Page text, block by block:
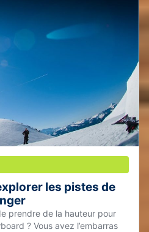
les pistes de
prendre de la hauteur pour
? Vous avez l’embarras